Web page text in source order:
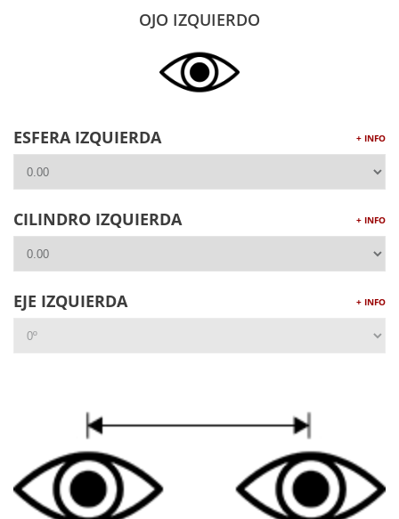
OJO IZQUIERDO
ESFERA IZQUIERDA + INFO
CILINDRO IZQUIERDA + INFO
EJE IZQUIERDA + INFO